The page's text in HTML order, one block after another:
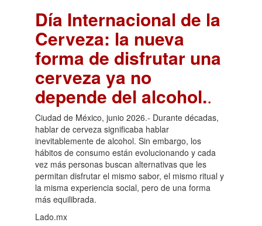
Día Internacional de la
Cerveza: la nueva
forma de disfrutar una
cerveza ya no
depende del alcohol..
Ciudad de México, junio 2026.- Durante décadas,
hablar de cerveza significaba hablar
inevitablemente de alcohol. Sin embargo, los
hábitos de consumo están evolucionando y cada
vez más personas buscan alternativas que les
permitan disfrutar el mismo sabor, el mismo ritual y
la misma experiencia social, pero de una forma
más equilibrada.
Lado.mx